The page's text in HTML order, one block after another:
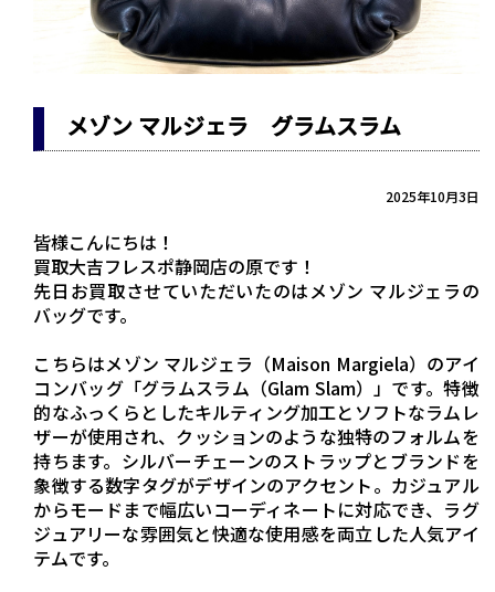
メゾン マルジェラ グラムスラム
2025年10月3日
皆様こんにちは！
買取大吉フレスポ静岡店の原です！
先日お買取させていただいたのはメゾン マルジェラの
バッグです。
こちらはメゾン マルジェラ（Maison Margiela）のアイ
コンバッグ「グラムスラム（Glam Slam）」です。特徴
的なふっくらとしたキルティング加工とソフトなラムレ
ザーが使用され、クッションのような独特のフォルムを
持ちます。シルバーチェーンのストラップとブランドを
象徴する数字タグがデザインのアクセント。カジュアル
からモードまで幅広いコーディネートに対応でき、ラグ
ジュアリーな雰囲気と快適な使用感を両立した人気アイ
テムです。